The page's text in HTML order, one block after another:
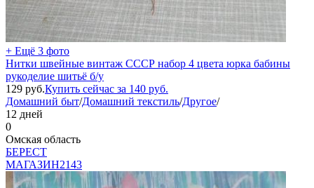
+ Ещё 3 фото
Нитки швейные винтаж СССР набор 4 цвета юрка бабины
рукоделие шитьё б/у
129 руб.Купить сейчас за 140 руб.
Домашний быт/Домашний текстиль/Другое/
12 дней
0
Омская область
БEPECT
МАГАЗИН2143